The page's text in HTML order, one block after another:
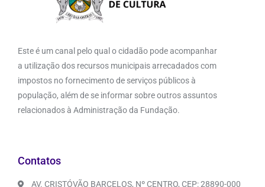
Este é um canal pelo qual o cidadão pode acompanhar
a utilização dos recursos municipais arrecadados com
impostos no fornecimento de serviços públicos à
população, além de se informar sobre outros assuntos
relacionados à Administração da Fundação.
Contatos
AV. CRISTÓVÃO BARCELOS, Nº CENTRO, CEP: 28890-000